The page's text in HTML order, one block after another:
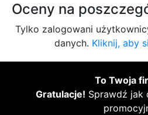
Oceny na
Tylko zalogowani
danych. Kliknij, aby
To Twoja
Gratulacje! Sprawdź jak